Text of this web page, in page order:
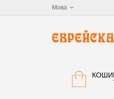
Мова